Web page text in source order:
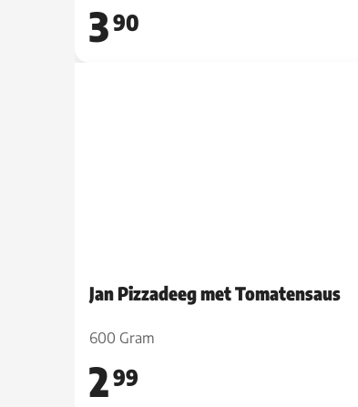
390
Jan Pizzadeeg met Tomatensaus
600 Gram
299